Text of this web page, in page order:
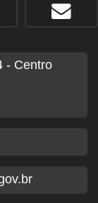
- Centro